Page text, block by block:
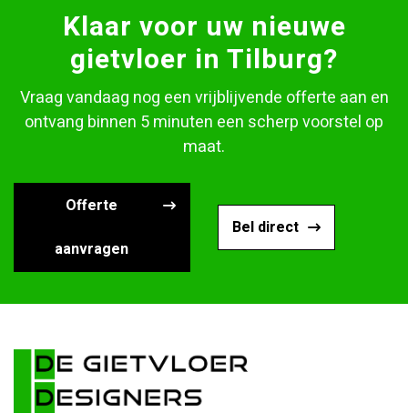
Klaar voor uw nieuwe
gietvloer in Tilburg?
Vraag vandaag nog een vrijblijvende offerte aan en
ontvang binnen 5 minuten een scherp voorstel op
maat.
Offerte
aanvragen
Bel direct